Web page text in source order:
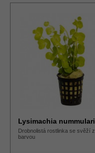
Lysimachia
Drobnolistá rostlinka se svěží
barvou